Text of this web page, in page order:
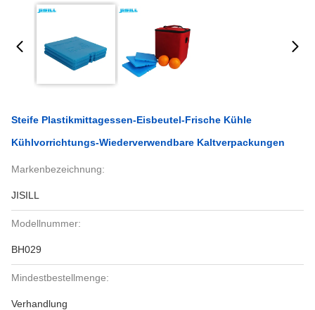
Steife Plastikmittagessen-Eisbeutel-Frische Kühle
Kühlvorrichtungs-Wiederverwendbare Kaltverpackungen
Markenbezeichnung:
JISILL
Modellnummer:
BH029
Mindestbestellmenge:
Verhandlung